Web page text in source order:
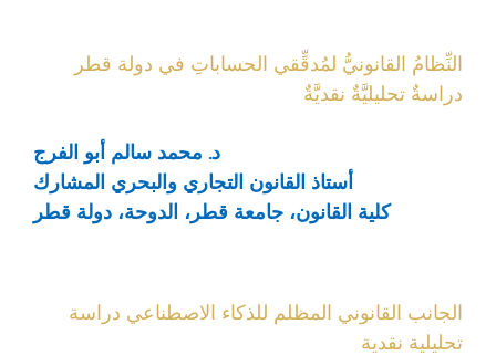
النِّظامُ القانونيُّ لمُدقِّقي الحساباتِ في دولة قطر
دراسةٌ تحليليَّةٌ نقديَّةٌ
د. محمد سالم أبو الفرج
أستاذ القانون التجاري والبحري المشارك
كلية القانون، جامعة قطر، الدوحة، دولة قطر
الجانب القانوني المظلم للذكاء الاصطناعي دراسة
تحليلية نقدية